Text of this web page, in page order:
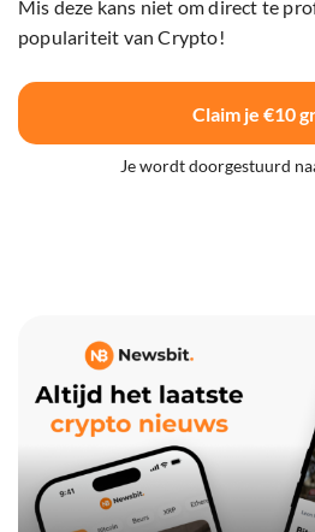
Mis deze kans niet om direct te
populariteit van Crypto!
Claim je €10
Je wordt doorgestuurd